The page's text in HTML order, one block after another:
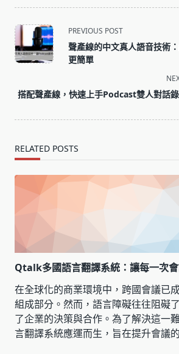
<span
class="nav-
subtitle
reader-
text">Page</span>
PREVIOUS POST
聲產線的中文真人語音技術
更簡單
搭配聲產線，快速上手Podcast雙人對話
RELATED POSTS
Qtalk多國語言翻譯系統：讓每一次
在全球化的商業環境中，跨國會議已
組成部分。然而，語言障礙往往阻礙
了企業的決策與合作。為了解決這一
言翻譯系統應運而生，旨在提升會議